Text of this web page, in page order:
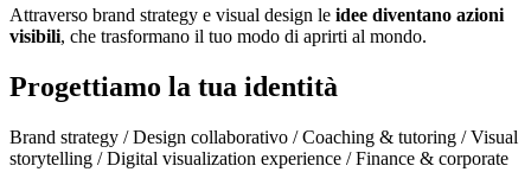
Attraverso brand strategy e visual design le idee diventano azioni
visibili, che trasformano il tuo modo di aprirti al mondo.
Progettiamo la tua identità
Brand strategy / Design collaborativo / Coaching & tutoring / Visual
storytelling / Digital visualization experience / Finance & corporate